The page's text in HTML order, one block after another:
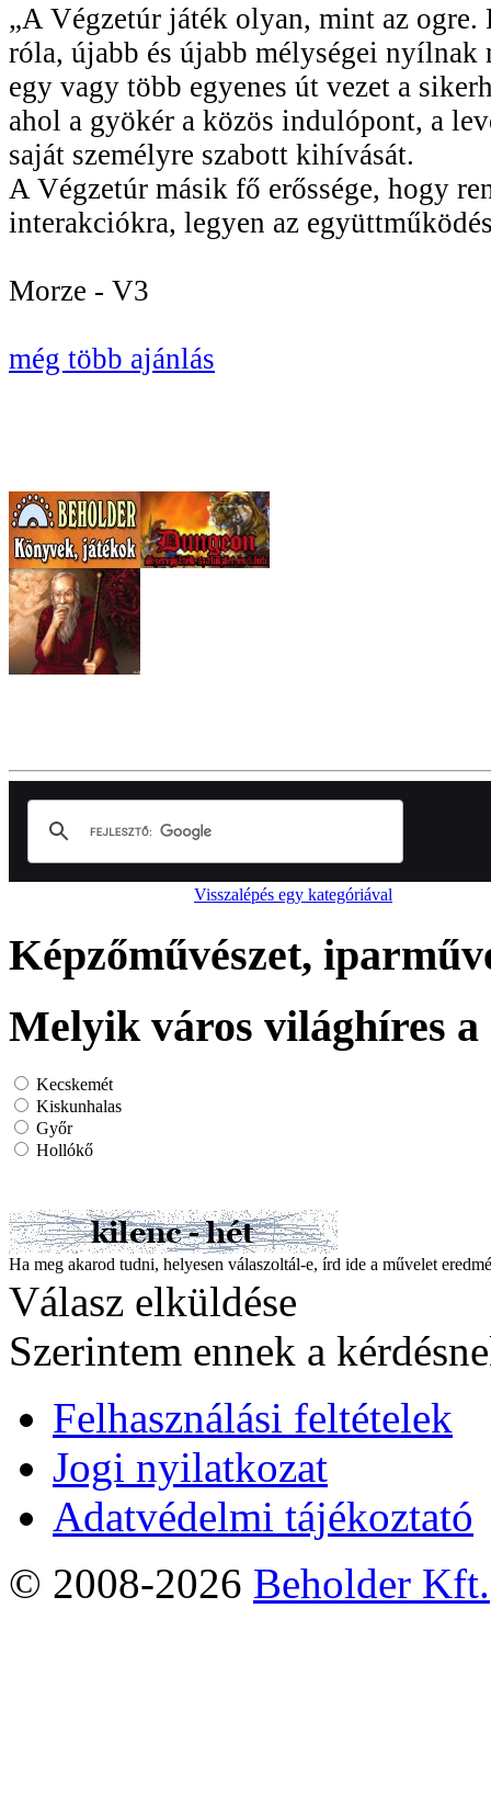
„A Végzetúr játék olyan, mint az
róla, újabb és újabb mélységei
egy vagy több egyenes út vezet a
ahol a gyökér a közös indulópont, a
saját személyre szabott kihívását.
A Végzetúr másik fő erőssége, hogy
interakciókra, legyen az
Morze - V3
még több ajánlás
Visszalépés egy kategóriával
Képzőművészet,
Melyik város világhíres
Kecskemét
Kiskunhalas
Győr
Hollókő
Ha meg akarod tudni, helyesen válaszoltál-e, írd ide a művelet
Válasz elküldése
Szerintem ennek a
Felhasználási feltételek
Jogi nyilatkozat
Adatvédelmi tájékoztató
© 2008-2026 Beholder Kft.